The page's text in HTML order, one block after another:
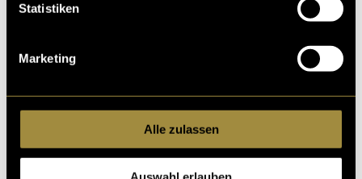
Statistiken
Marketing
Alle zulassen